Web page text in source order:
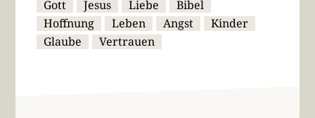
Gott Jesus Liebe
Bibel
Hoffnung
Leben Angst
Kinder
Glaube
Vertrauen